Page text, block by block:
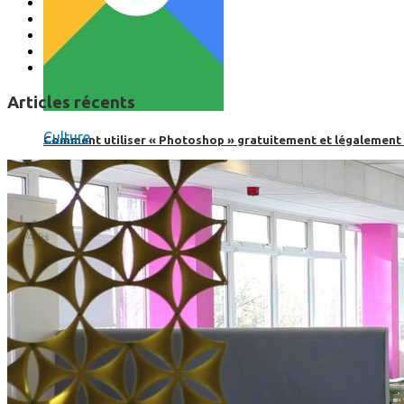
Comment utiliser « Photoshop » gratuitement et légalement
Articles récents
Culture